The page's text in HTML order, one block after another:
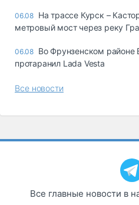
06.08 На трассе Курск –
метровый мост через реку
06.08 Во Фрунзенском
протаранил Lada Vesta
Все новости
Все главные новости в